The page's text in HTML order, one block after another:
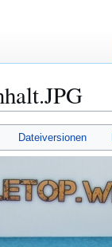
Dateiversionen